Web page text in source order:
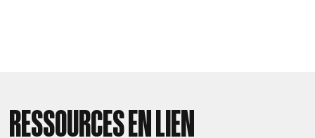
RESSOURCES EN LIEN